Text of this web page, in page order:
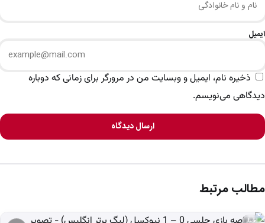
ایمیل
ذخیره نام، ایمیل و وبسایت من در مرورگر برای زمانی که دوباره
دیدگاهی می‌نویسم.
ارسال دیدگاه
مطالب مرتبط
اخبار